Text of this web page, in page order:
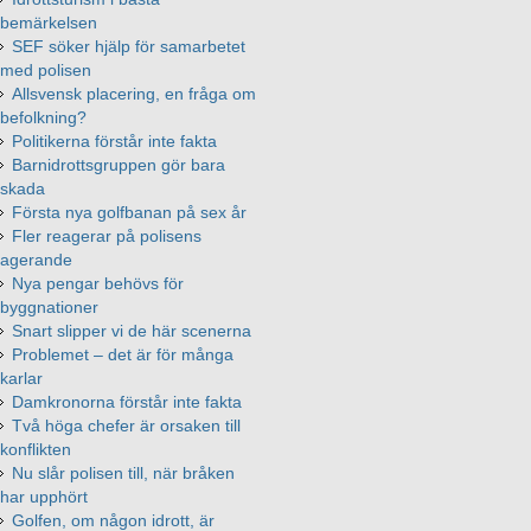
bemärkelsen
SEF söker hjälp för samarbetet
med polisen
Allsvensk placering, en fråga om
befolkning?
Politikerna förstår inte fakta
Barnidrottsgruppen gör bara
skada
Första nya golfbanan på sex år
Fler reagerar på polisens
agerande
Nya pengar behövs för
byggnationer
Snart slipper vi de här scenerna
Problemet – det är för många
karlar
Damkronorna förstår inte fakta
Två höga chefer är orsaken till
konflikten
Nu slår polisen till, när bråken
har upphört
Golfen, om någon idrott, är